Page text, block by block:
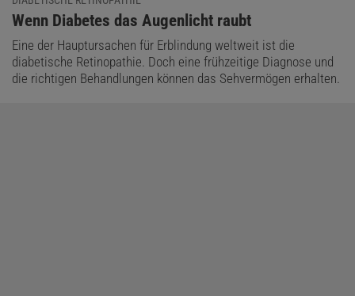
:
Wenn Diabetes das Augenlicht raubt
Eine der Hauptursachen für Erblindung weltweit ist die
diabetische Retinopathie. Doch eine frühzeitige Diagnose und
die richtigen Behandlungen können das Sehvermögen erhalten.